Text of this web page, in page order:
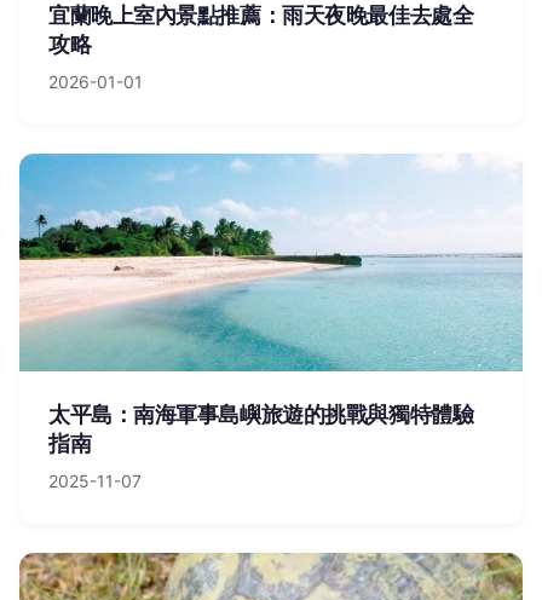
宜蘭晚上室內景點推薦：雨天夜晚最佳去處全
攻略
2026-01-01
太平島：南海軍事島嶼旅遊的挑戰與獨特體驗
指南
2025-11-07